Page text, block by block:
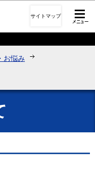
移動
サイトマップ
お悩み